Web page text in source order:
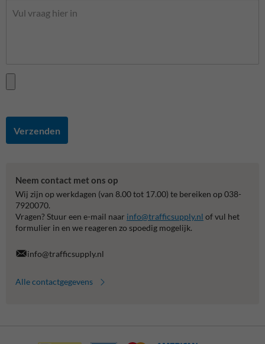
Verzenden
Neem contact met ons op
Wij zijn op werkdagen (van 8.00 tot 17.00) te bereiken op 038-
7920070.
Vragen? Stuur een e-mail naar info@trafficsupply.nl of vul het
formulier in en we reageren zo spoedig mogelijk.
info@trafficsupply.nl
Alle contactgegevens